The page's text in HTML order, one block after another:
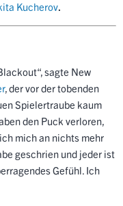
Kucherov.
sagte New
, der vor der tobenden
Spielertraube kaum
den Puck verloren,
mich an nichts mehr
geschrien und jeder ist
Gefühl. Ich